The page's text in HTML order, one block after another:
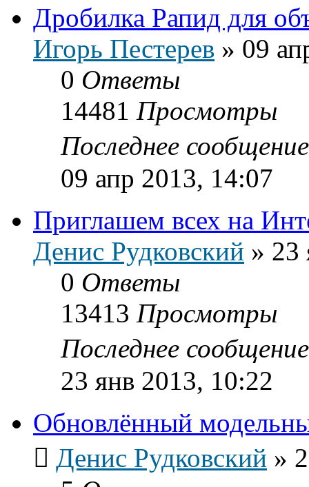
Дробилка Рапид для
Игорь Пестерев » 09
0 Ответы
14481 Просмотры
Последнее
09 апр 2013, 14:07
Приглашем всех на
Денис Рудковский » 23
0 Ответы
13413 Просмотры
Последнее
23 янв 2013, 10:22
Обновлённый
Денис Рудковский »